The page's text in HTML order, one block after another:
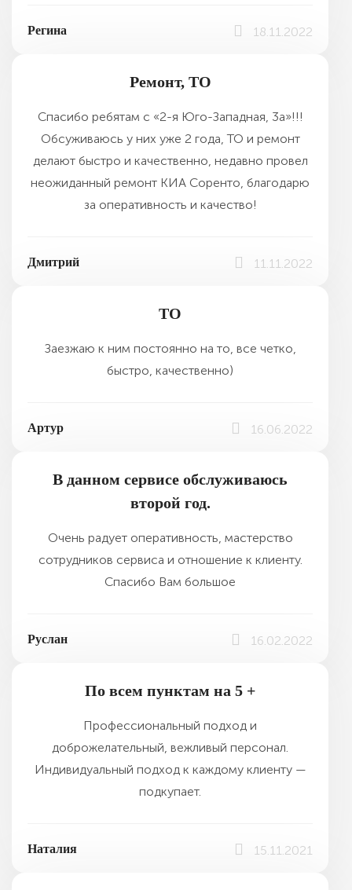
Регина 18.11.2022
Ремонт, ТО
Спасибо ребятам с «2-я Юго-Западная, 3а»!!!
Обсуживаюсь у них уже 2 года, ТО и ремонт
делают быстро и качественно, недавно провел
неожиданный ремонт КИА Соренто, благодарю
за оперативность и качество!
Дмитрий 11.11.2022
ТО
Заезжаю к ним постоянно на то, все четко,
быстро, качественно)
Артур 16.06.2022
В данном сервисе обслуживаюсь
второй год.
Очень радует оперативность, мастерство
сотрудников сервиса и отношение к клиенту.
Спасибо Вам большое
Руслан 16.02.2022
По всем пунктам на 5 +
Профессиональный подход и
доброжелательный, вежливый персонал.
Индивидуальный подход к каждому клиенту —
подкупает.
Наталия 15.11.2021